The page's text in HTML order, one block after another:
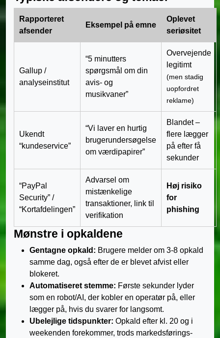
Rapporteret
afsender
Eksempel på emne
Oplevet
seriøsitet
Gallup /
analyseinstitut
“5 minutters
spørgsmål om din
avis- og
musikvaner”
Overvejende
legitimt
(men stadig
uopfordret
reklame)
Ukendt
“kundeservice”
“Vi laver en hurtig
brugerundersøgelse
om værdipapirer”
Blandet –
flere lægger
på efter få
sekunder
“PayPal
Security” /
“Kortafdelingen”
Advarsel om
mistænkelige
transaktioner, link til
verifikation
Høj risiko
for
phishing
Mønstre i opkaldene
Gentagne opkald: Brugere melder om 3-8 opkald
samme dag, også efter de er blevet afvist eller
blokeret.
Automatiseret stemme: Første sekunder lyder
som en robot/AI, der kobler en operatør på, eller
lægger på, hvis du svarer for langsomt.
Ubelejlige tidspunkter: Opkald efter kl. 20 og i
weekenden forekommer, trods markedsførings­